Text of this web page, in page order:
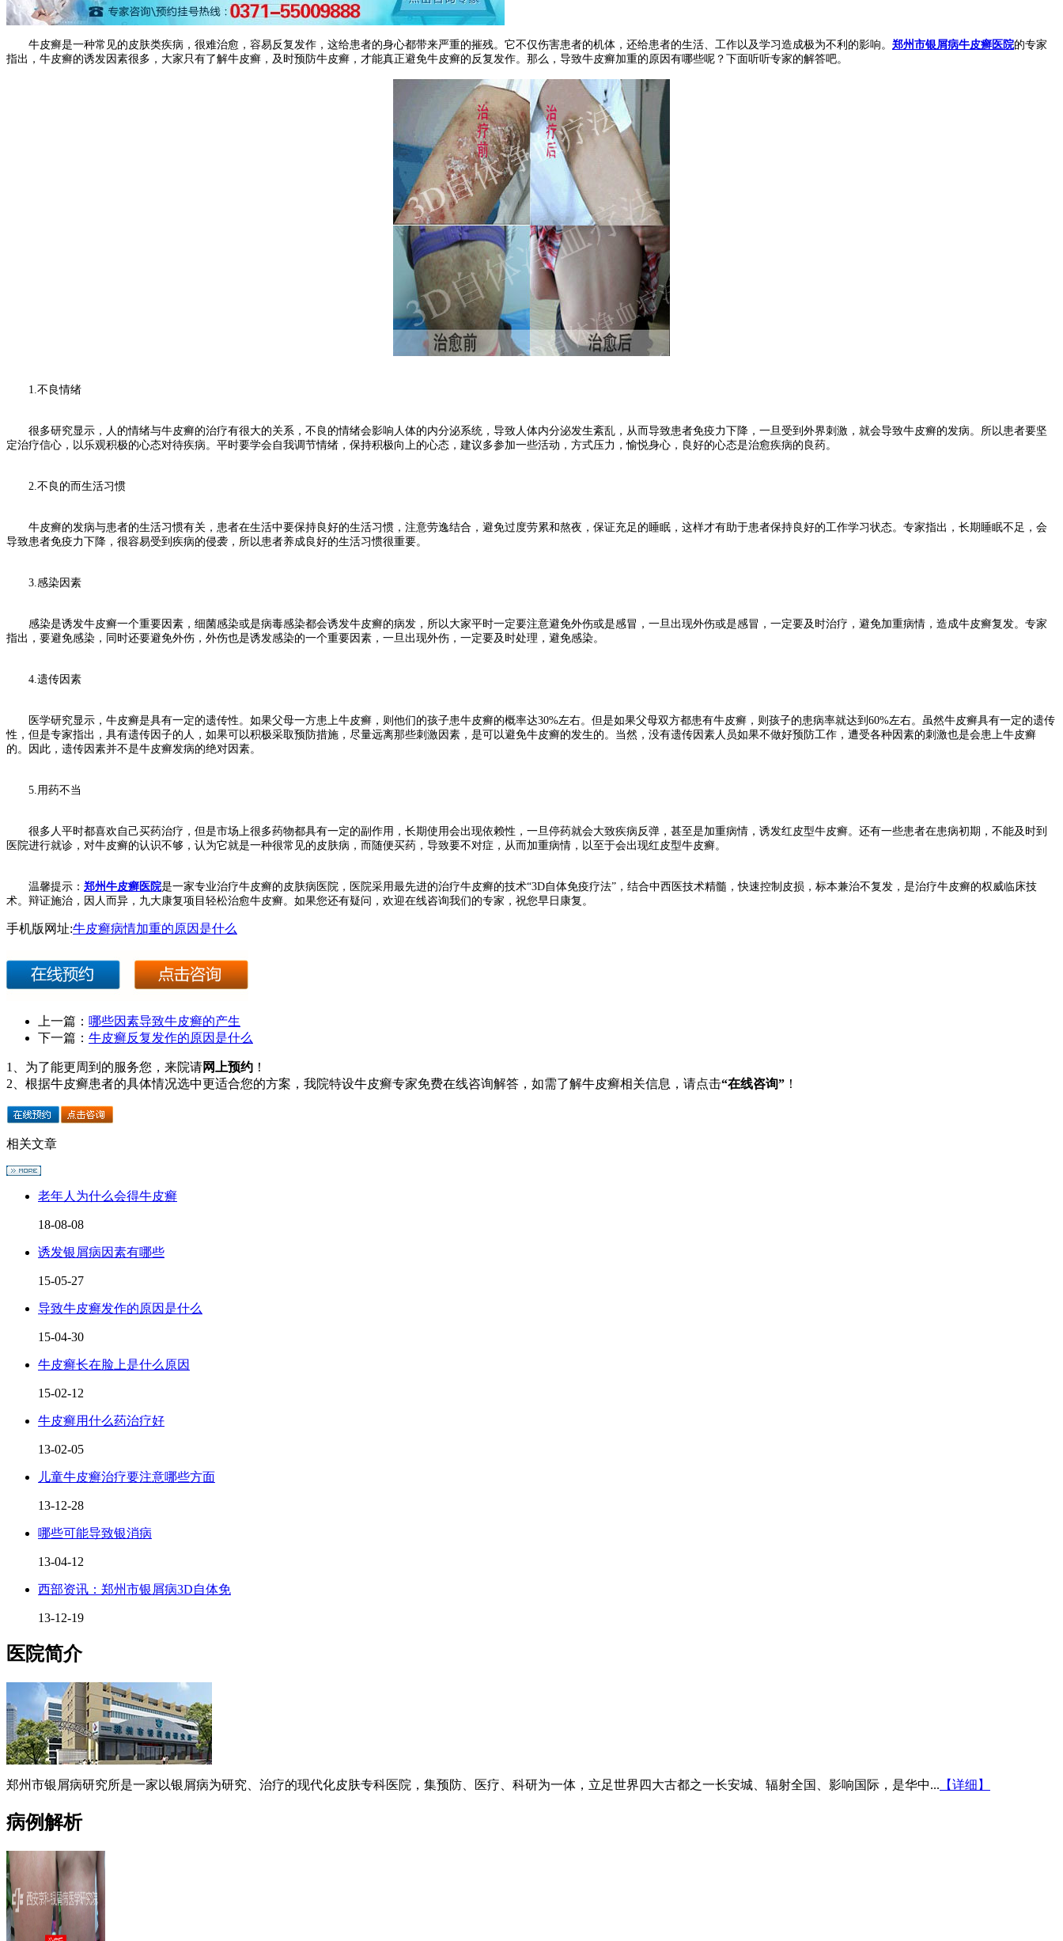
牛皮癣是一种常见的皮肤类疾病，很难治愈，容易反复发作，这给患者的身心都带来严重的摧残。它不仅伤害患者的机体，还给患者的生活、工作以及学习造成极为不利的影响。 郑州市银屑病牛皮癣医院的专家
指出，牛皮癣的诱发因素很多，大家只有了解牛皮癣，及时预防牛皮癣，才能真正避免牛皮癣的反复发作。那么，导致牛皮癣加重的原因有哪些呢？下面听听专家的解答吧。
1.不良情绪
很多研究显示，人的情绪与牛皮癣的治疗有很大的关系，不良的情绪会影响人体的内分泌系统，导致人体内分泌发生紊乱，从而导致患者免疫力下降，一旦受到外界刺激，就会导致牛皮癣的发病。所以患者要坚
定治疗信心，以乐观积极的心态对待疾病。平时要学会自我调节情绪，保持积极向上的心态，建议多参加一些活动，方式压力，愉悦身心，良好的心态是治愈疾病的良药。
2.不良的而生活习惯
牛皮癣的发病与患者的生活习惯有关，患者在生活中要保持良好的生活习惯，注意劳逸结合，避免过度劳累和熬夜，保证充足的睡眠，这样才有助于患者保持良好的工作学习状态。专家指出，长期睡眠不足，会
导致患者免疫力下降，很容易受到疾病的侵袭，所以患者养成良好的生活习惯很重要。
3.感染因素
感染是诱发牛皮癣一个重要因素，细菌感染或是病毒感染都会诱发牛皮癣的病发，所以大家平时一定要注意避免外伤或是感冒，一旦出现外伤或是感冒，一定要及时治疗，避免加重病情，造成牛皮癣复发。专家
指出，要避免感染，同时还要避免外伤，外伤也是诱发感染的一个重要因素，一旦出现外伤，一定要及时处理，避免感染。
4.遗传因素
医学研究显示，牛皮癣是具有一定的遗传性。如果父母一方患上牛皮癣，则他们的孩子患牛皮癣的概率达30%左右。但是如果父母双方都患有牛皮癣，则孩子的患病率就达到60%左右。虽然牛皮癣具有一定的遗传
性，但是专家指出，具有遗传因子的人，如果可以积极采取预防措施，尽量远离那些刺激因素，是可以避免牛皮癣的发生的。当然，没有遗传因素人员如果不做好预防工作，遭受各种因素的刺激也是会患上牛皮癣
的。因此，遗传因素并不是牛皮癣发病的绝对因素。
5.用药不当
很多人平时都喜欢自己买药治疗，但是市场上很多药物都具有一定的副作用，长期使用会出现依赖性，一旦停药就会大致疾病反弹，甚至是加重病情，诱发红皮型牛皮癣。还有一些患者在患病初期，不能及时到
医院进行就诊，对牛皮癣的认识不够，认为它就是一种很常见的皮肤病，而随便买药，导致要不对症，从而加重病情，以至于会出现红皮型牛皮癣。
温馨提示： 郑州牛皮癣医院是一家专业治疗牛皮癣的皮肤病医院，医院采用最先进的治疗牛皮癣的技术“3D自体免疫疗法”，结合中西医技术精髓，快速控制皮损，标本兼治不复发，是治疗牛皮癣的权威临床技
术。辩证施治，因人而异，九大康复项目轻松治愈牛皮癣。如果您还有疑问，欢迎在线咨询我们的专家，祝您早日康复。
手机版网址:牛皮癣病情加重的原因是什么
上一篇： 哪些因素导致牛皮癣的产生
下一篇： 牛皮癣反复发作的原因是什么
1、为了能更周到的服务您，来院请网上预约 ！
2、根据牛皮癣患者的具体情况选中更适合您的方案，我院特设牛皮癣专家免费在线咨询解答，如需了解牛皮癣相关信息，请点击“在线咨询” ！
相关文章
老年人为什么会得牛皮癣
18-08-08
诱发银屑病因素有哪些
15-05-27
导致牛皮癣发作的原因是什么
15-04-30
牛皮癣长在脸上是什么原因
15-02-12
牛皮癣用什么药治疗好
13-02-05
儿童牛皮癣治疗要注意哪些方面
13-12-28
哪些可能导致银消病
13-04-12
西部资讯：郑州市银屑病3D自体免
13-12-19
医院简介
郑州市银屑病研究所是一家以银屑病为研究、治疗的现代化皮肤专科医院，集预防、医疗、科研为一体，立足世界四大古都之一长安城、辐射全国、影响国际，是华中... 【详细】
病例解析